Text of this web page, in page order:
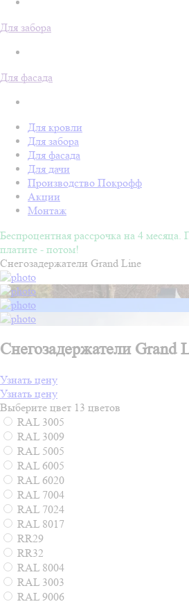
Для забора
Для фасада
Для кровли
Для забора
Для фасада
Для дачи
Производство Покрофф
Акции
Монтаж
Беспроцентная рассрочка на 4 месяца.
платите - потом!
Снегозадержатели Grand Line
Снегозадержатели Grand
Узнать цену
Узнать цену
Выберите цвет 13 цветов
RAL 3005
RAL 3009
RAL 5005
RAL 6005
RAL 6020
RAL 7004
RAL 7024
RAL 8017
RR29
RR32
RAL 8004
RAL 3003
RAL 9006